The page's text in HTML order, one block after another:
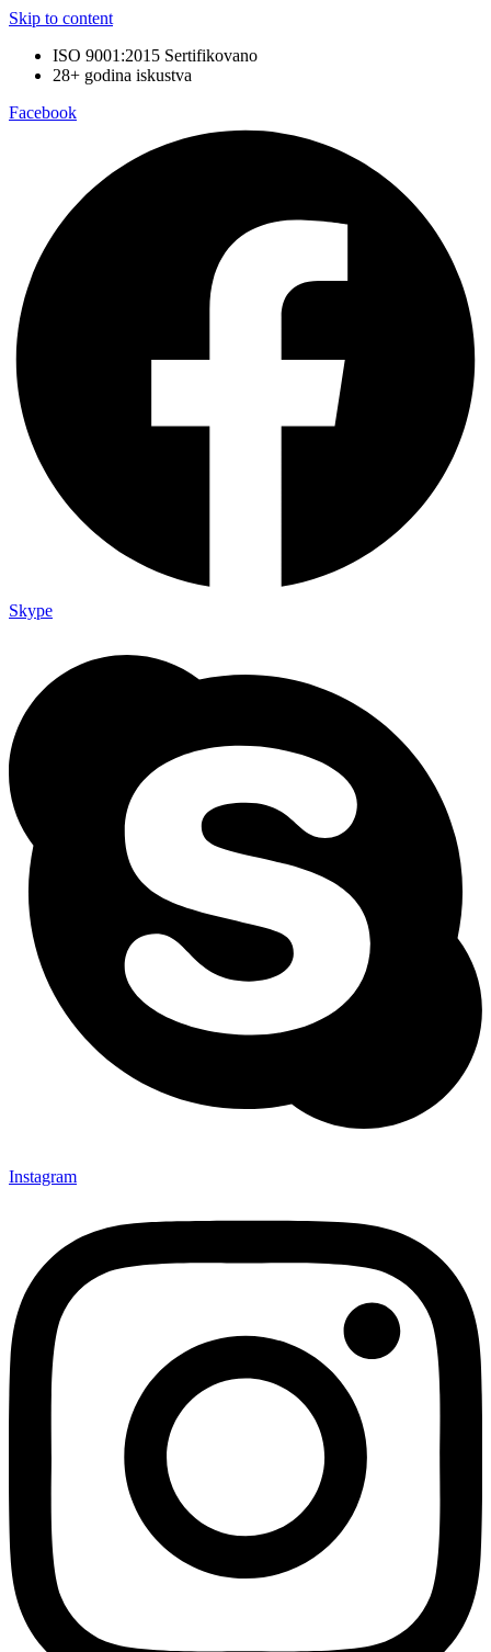
Skip to content
ISO 9001:2015 Sertifikovano
28+ godina iskustva
Facebook
Skype
Instagram